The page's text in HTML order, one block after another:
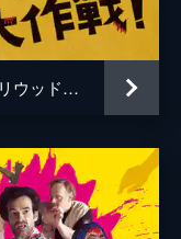
藤村拓矢
イワゴウサトシ
高橋恭子
上田慎一郎
上田慎一郎
カメラを止めるな！スピンオフ『ハリウッド大作戦!』